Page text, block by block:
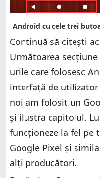
Continuă să citești
Următoarea
urile care folosesc
interfață de
noi am folosit un
și ilustra capitolul.
funcționeze la fel pe
Google Pixel și
alți producători.